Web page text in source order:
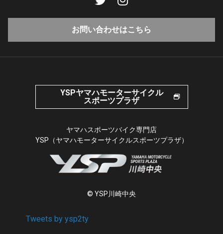
お問い合わせはこちら
YSPヤマハモーターサイクル
スポーツプラザ
ヤマハスポーツバイク専門店
YSP（ヤマハモーターサイクルスポーツプラザ）
© YSP川崎中央
Tweets by ysp2ty